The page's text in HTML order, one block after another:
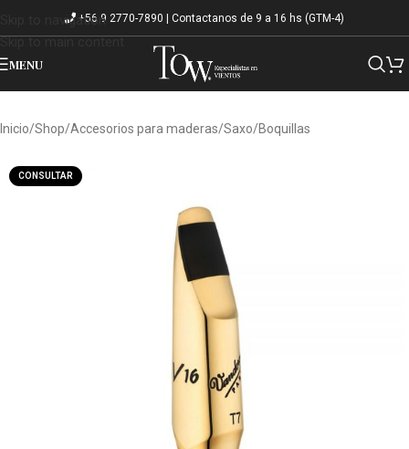
Skip to navigation
Skip to main content
+56 9 2770-7890 | Contactanos de 9 a 16 hs (GTM-4)
MENU
Inicio/Shop/Accesorios para maderas/Saxo/Boquillas
CONSULTAR